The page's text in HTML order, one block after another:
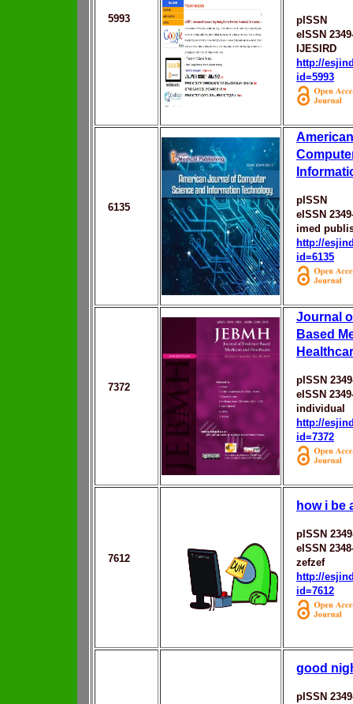
5993
pISSN
eISSN
IJESIRD
http://
id=5993
6135
pISSN
eISSN
imed
http://
id=6135
7372
Journal
Based
pISSN
eISSN
individual
http://
id=7372
7612
how i be
pISSN
eISSN
zefzef
http://
id=7612
good
pISSN